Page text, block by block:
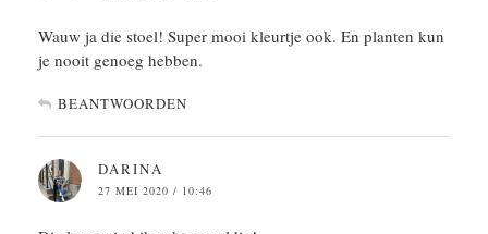
Wauw ja die stoel! Super mooi kleurtje ook. En planten kun
je nooit genoeg hebben.
BEANTWOORDEN
DARINA
27 MEI 2020 / 10:46